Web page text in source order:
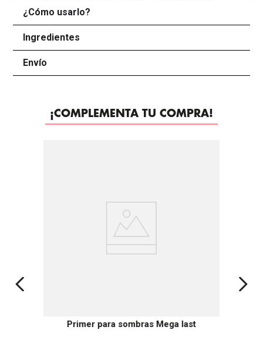
¿Cómo usarlo?
Ingredientes
Envío
¡COMPLEMENTA TU COMPRA!
Primer para sombras Mega last